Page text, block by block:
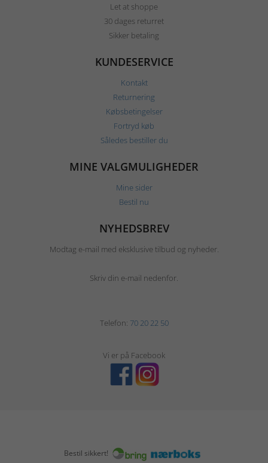
Let at shoppe
30 dages returret
Sikker betaling
KUNDESERVICE
Kontakt
Returnering
Købsbetingelser
Fortryd køb
Således bestiller du
MINE VALGMULIGHEDER
Mine sider
Bestil nu
NYHEDSBREV
Modtag e-mail med eksklusive tilbud og nyheder.
Skriv din e-mail nedenfor.
Telefon: 70 20 22 50
Vi er på Facebook
Bestil sikkert!